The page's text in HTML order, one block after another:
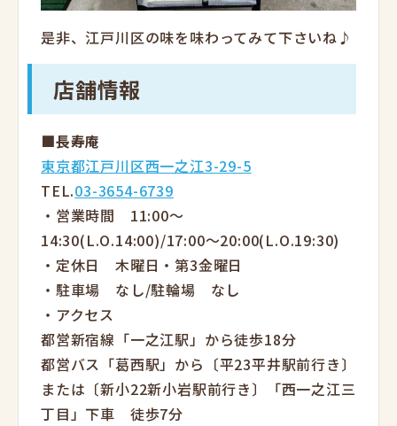
是非、江戸川区の味を味わってみて下さいね♪
店舗情報
■長寿庵
東京都江戸川区西一之江3-29-5
TEL.03-3654-6739
・営業時間 11:00〜
14:30(L.O.14:00)/17:00〜20:00(L.O.19:30)
・定休日 木曜日・第3金曜日
・駐車場 なし/駐輪場 なし
・アクセス
都営新宿線「一之江駅」から徒歩18分
都営バス「葛西駅」から〔平23平井駅前行き〕
または〔新小22新小岩駅前行き〕「西一之江三
丁目」下車 徒歩7分